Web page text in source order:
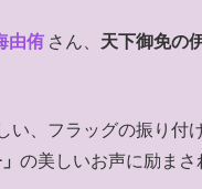
由侑 さん、 天下御免の
い、フラッグの振り付
の美しいお声に励ま